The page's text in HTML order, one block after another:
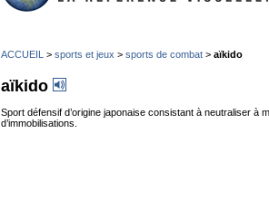
ACCUEIL > sports et jeux > sports de combat > aïkido
aïkido
Sport défensif d’origine japonaise consistant à neutraliser à
d’immobilisations.